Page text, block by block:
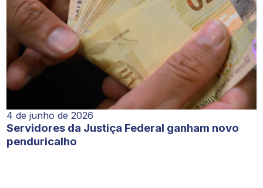
4 de junho de 2026
Servidores da Justiça Federal ganham novo
penduricalho